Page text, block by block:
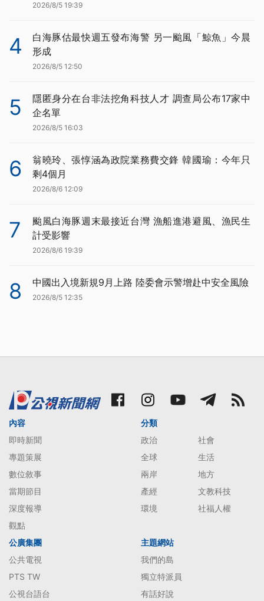
2026/8/5 19:39
4
白海豚估最快週五發布海警 另一颱風「鯨魚」今晨
形成
2026/8/5 12:50
5
隱匿身分在台非法挖角科技人才 調查局公布17家中
企名單
2026/8/5 16:03
6
翁曉玲、張惇涵為政院業務費交鋒 韓國瑜：今年只
剩4個月
2026/8/6 12:09
7
颱風白海豚週末最接近台灣 漁船進港避風、漁民生
計受影響
2026/8/6 19:39
8 中國出入境新規9月上路 陸委會示警增赴中安全風險
2026/8/5 12:35
內容
即時新聞
專題策展
數位敘事
當期節目
深度報導
觀點
分類
政治
社會
全球
生活
兩岸
地方
產經
文教科技
環境
社福人權
公廣集團
公共電視
PTS TW
公視台語台
主題網站
我們的島
獨立特派員
有話好說